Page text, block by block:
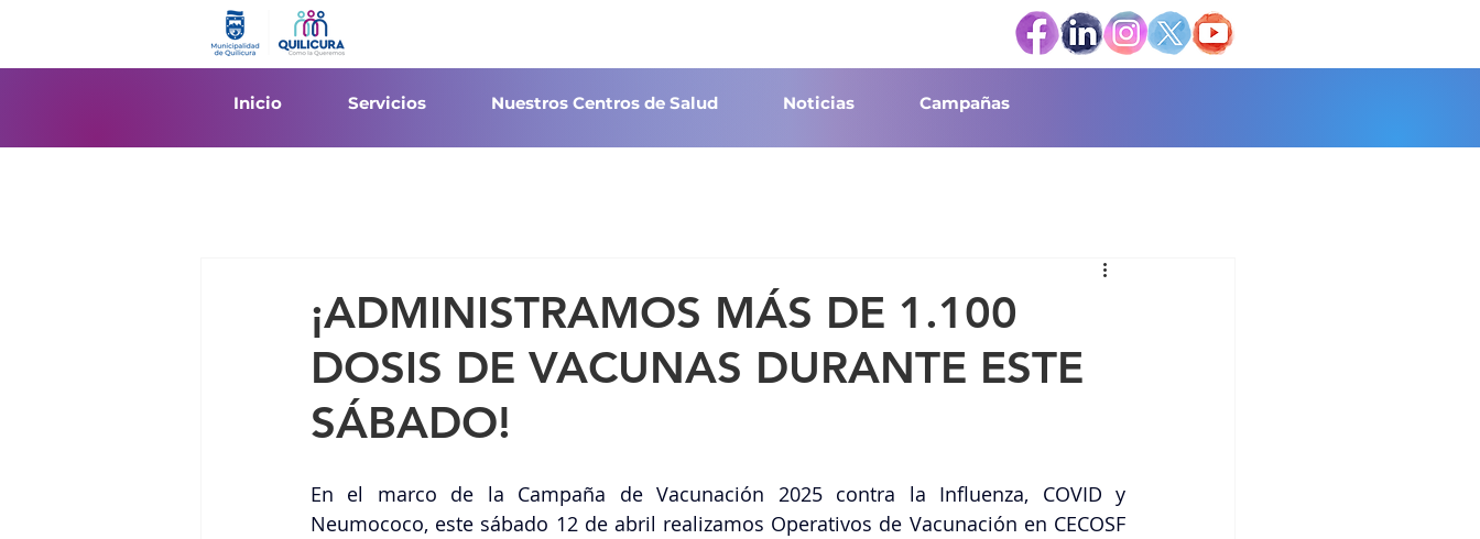
Inicio Servicios Nuestros Centros de Salud Noticias Campañas
¡ADMINISTRAMOS MÁS DE 1.100
DOSIS DE VACUNAS DURANTE ESTE
SÁBADO!
En el marco de la Campaña de Vacunación 2025 contra la Influenza, COVID y
Neumococo, este sábado 12 de abril realizamos Operativos de Vacunación en CECOSF